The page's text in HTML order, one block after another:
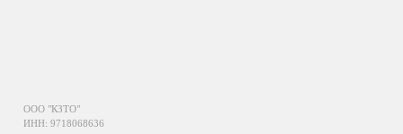
ООО "КЗТО"
ИНН: 9718068636